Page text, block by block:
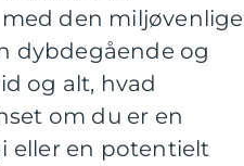
den miljøvenlige
dybdegående og
og alt, hvad
om du er en
eller en potentielt